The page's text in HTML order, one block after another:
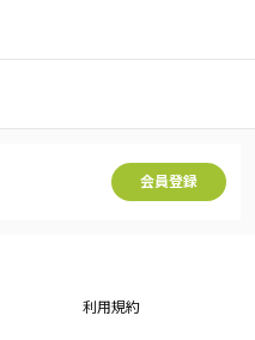
会員登録
利用規約